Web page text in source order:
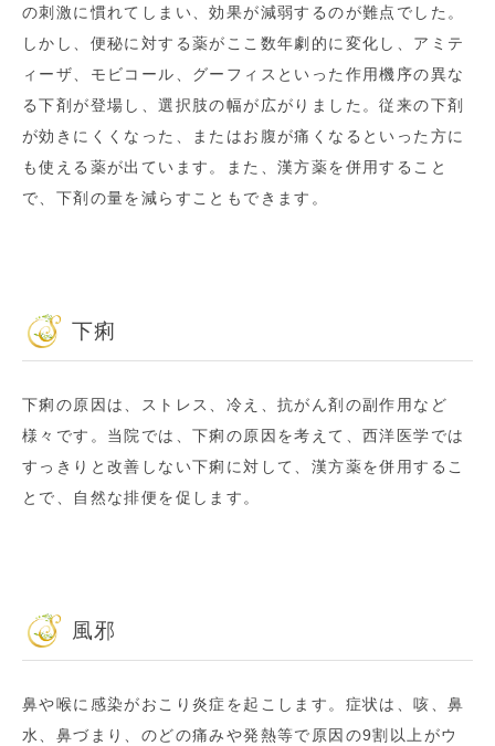
の刺激に慣れてしまい、効果が減弱するのが難点でした。
しかし、便秘に対する薬がここ数年劇的に変化し、アミテ
ィーザ、モビコール、グーフィスといった作用機序の異な
る下剤が登場し、選択肢の幅が広がりました。従来の下剤
が効きにくくなった、またはお腹が痛くなるといった方に
も使える薬が出ています。また、漢方薬を併用すること
で、下剤の量を減らすこともできます。
下痢
下痢の原因は、ストレス、冷え、抗がん剤の副作用など
様々です。当院では、下痢の原因を考えて、西洋医学では
すっきりと改善しない下痢に対して、漢方薬を併用するこ
とで、自然な排便を促します。
風邪
鼻や喉に感染がおこり炎症を起こします。症状は、咳、鼻
水、鼻づまり、のどの痛みや発熱等で原因の9割以上がウ